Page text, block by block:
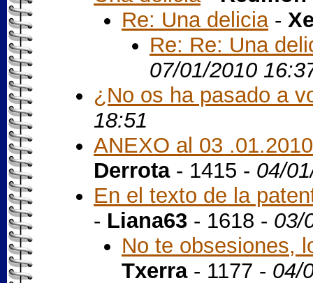
Re: Una delicia-
Re: Re: Una
07/01/2010
¿No os ha pasado a
18:51
ANEXO al 03
Derrota- 1415 - 04/
En el texto de la
- Liana63 - 1618 - 03/
No te obsesiones,
Txerra- 1177 - 04/